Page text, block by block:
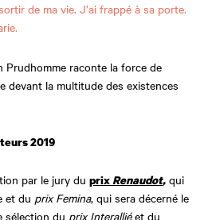
de ma vie. J’ai frappé à sa porte.
Prudhomme raconte la force de
devant la multitude des existences
2019
par le jury du prixRenaudot, qui
et du prix Femina, qui sera décerné le
sélection du prix Interalliéet du